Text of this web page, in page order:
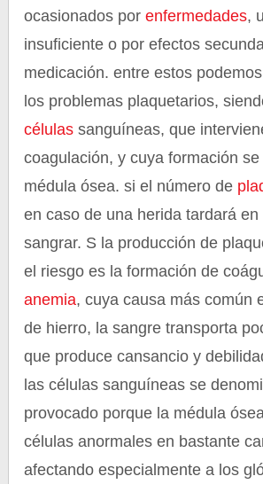
ocasionados porenfermedades,
insuficiente o por efectos
medicación. entre estos
los problemas plaquetarios,
células sanguíneas, que
coagulación, y cuya formación
médula ósea. si el número de
en caso de una herida tardará en
sangrar. S la producción de
el riesgo es la formación de
anemia, cuya causa más común
de hierro, la sangre transporta
que produce cansancio y
las células sanguíneas se
provocado porque la médula
células anormales en bastante
afectando especialmente a los